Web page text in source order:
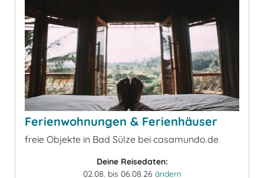
Ferienwohnungen & Ferienhäuser
freie Objekte in Bad Sülze bei casamundo.de
Deine Reisedaten:
02.08. bis 06.08.26 ändern